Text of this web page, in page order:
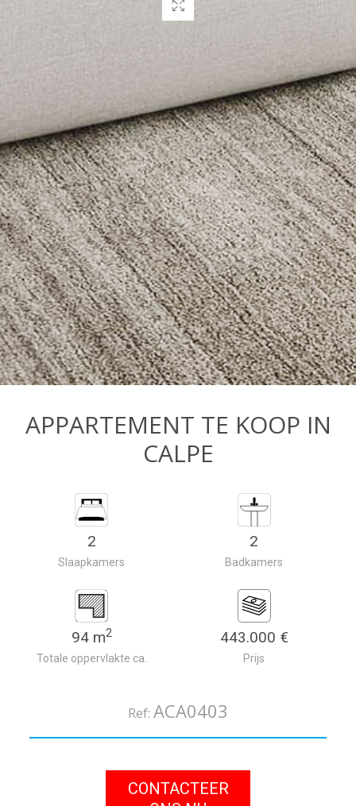
APPARTEMENT TE KOOP IN
CALPE
2
Slaapkamers
2
Badkamers
94 m2
Totale oppervlakte ca.
443.000 €
Prijs
Ref: ACA0403
CONTACTEER